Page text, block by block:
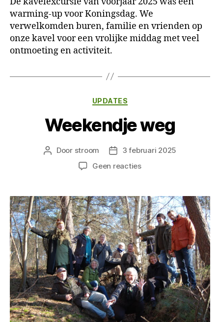
warming-up voor Koningsdag. We
verwelkomden buren, familie en vrienden op
onze kavel voor een vrolijke middag met veel
ontmoeting en activiteit.
Categorieën
UPDATES
Weekendje weg
Berichtauteur
Door stroom Berichtdatum
3 februari 2025
Geen reactiesop